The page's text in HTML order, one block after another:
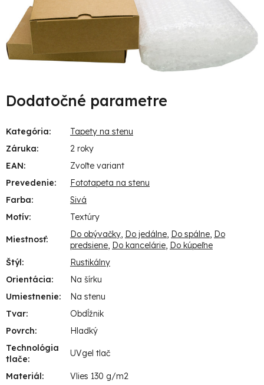
Dodatočné parametre
Kategória:
Tapety na stenu
Záruka:
2 roky
EAN:
Zvoľte variant
Prevedenie:
Fototapeta na stenu
Farba:
Sivá
Motív: Textúry
Miestnosť: Do obývačky, Do jedálne, Do spálne, Do
predsiene, Do kancelárie, Do kúpeľne
Štýl:
Rustikálny
Orientácia:
Na šírku
Umiestnenie:
Na stenu
Tvar:
Obdĺžnik
Povrch:
Hladký
Technológia
tlače:
UVgel tlač
Materiál:
Vlies 130 g/m2